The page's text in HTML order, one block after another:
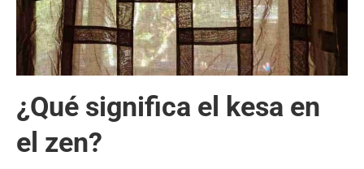
¿Qué significa el kesa en
el zen?